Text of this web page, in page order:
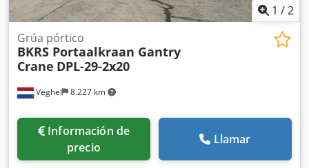
1 /2
Veghel 8.227 km
Grúa pórtico
BKRS Portaalkraan Gantry
Crane DPL-29-2x20
Información de
precio
Llamar